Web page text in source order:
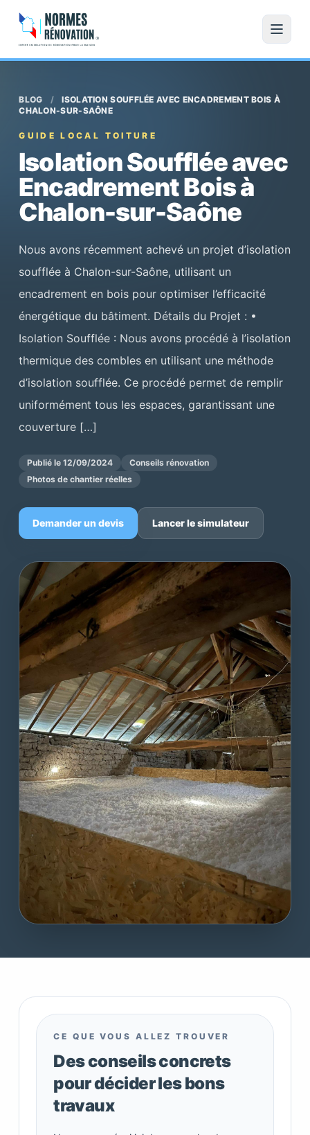
BLOG /
ISOLATION SOUFFLÉE AVEC ENCADREMENT BOIS À
CHALON-SUR-SAÔNE
GUIDE LOCAL TOITURE
Isolation Soufflée avec
Encadrement Bois à
Chalon-sur-Saône
Nous avons récemment achevé un projet d’isolation
soufflée à Chalon-sur-Saône, utilisant un
encadrement en bois pour optimiser l’efficacité
énergétique du bâtiment. Détails du Projet : •
Isolation Soufflée : Nous avons procédé à l’isolation
thermique des combles en utilisant une méthode
d’isolation soufflée. Ce procédé permet de remplir
uniformément tous les espaces, garantissant une
couverture […]
Publié le 12/09/2024
Conseils rénovation
Photos de chantier réelles
Demander un devis Lancer le simulateur
CE QUE VOUS ALLEZ TROUVER
Des conseils concrets
pour décider les bons
travaux